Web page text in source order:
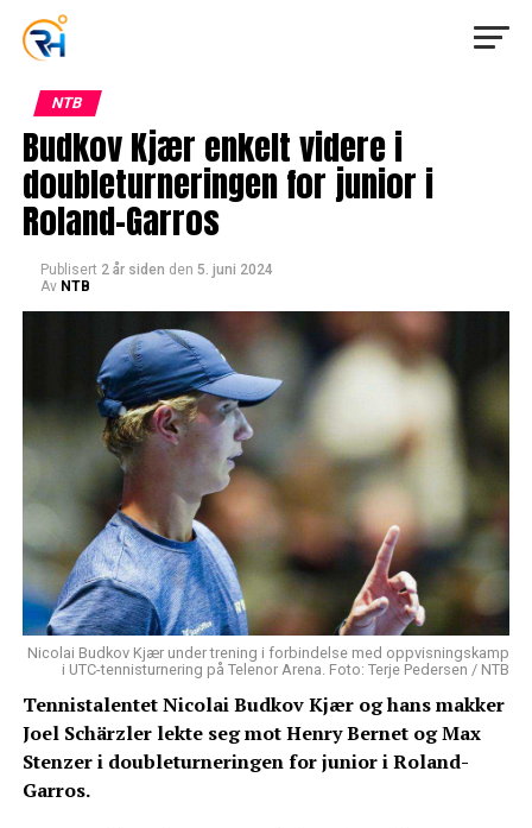
NTB
Budkov Kjær enkelt videre i
doubleturneringen for junior i
Roland-Garros
Publisert 2 år siden den 5. juni 2024
Av NTB
Nicolai Budkov Kjær under trening i forbindelse med oppvisningskamp
i UTC-tennisturnering på Telenor Arena. Foto: Terje Pedersen / NTB
Tennistalentet Nicolai Budkov Kjær og hans makker
Joel Schärzler lekte seg mot Henry Bernet og Max
Stenzer i doubleturneringen for junior i Roland-
Garros.